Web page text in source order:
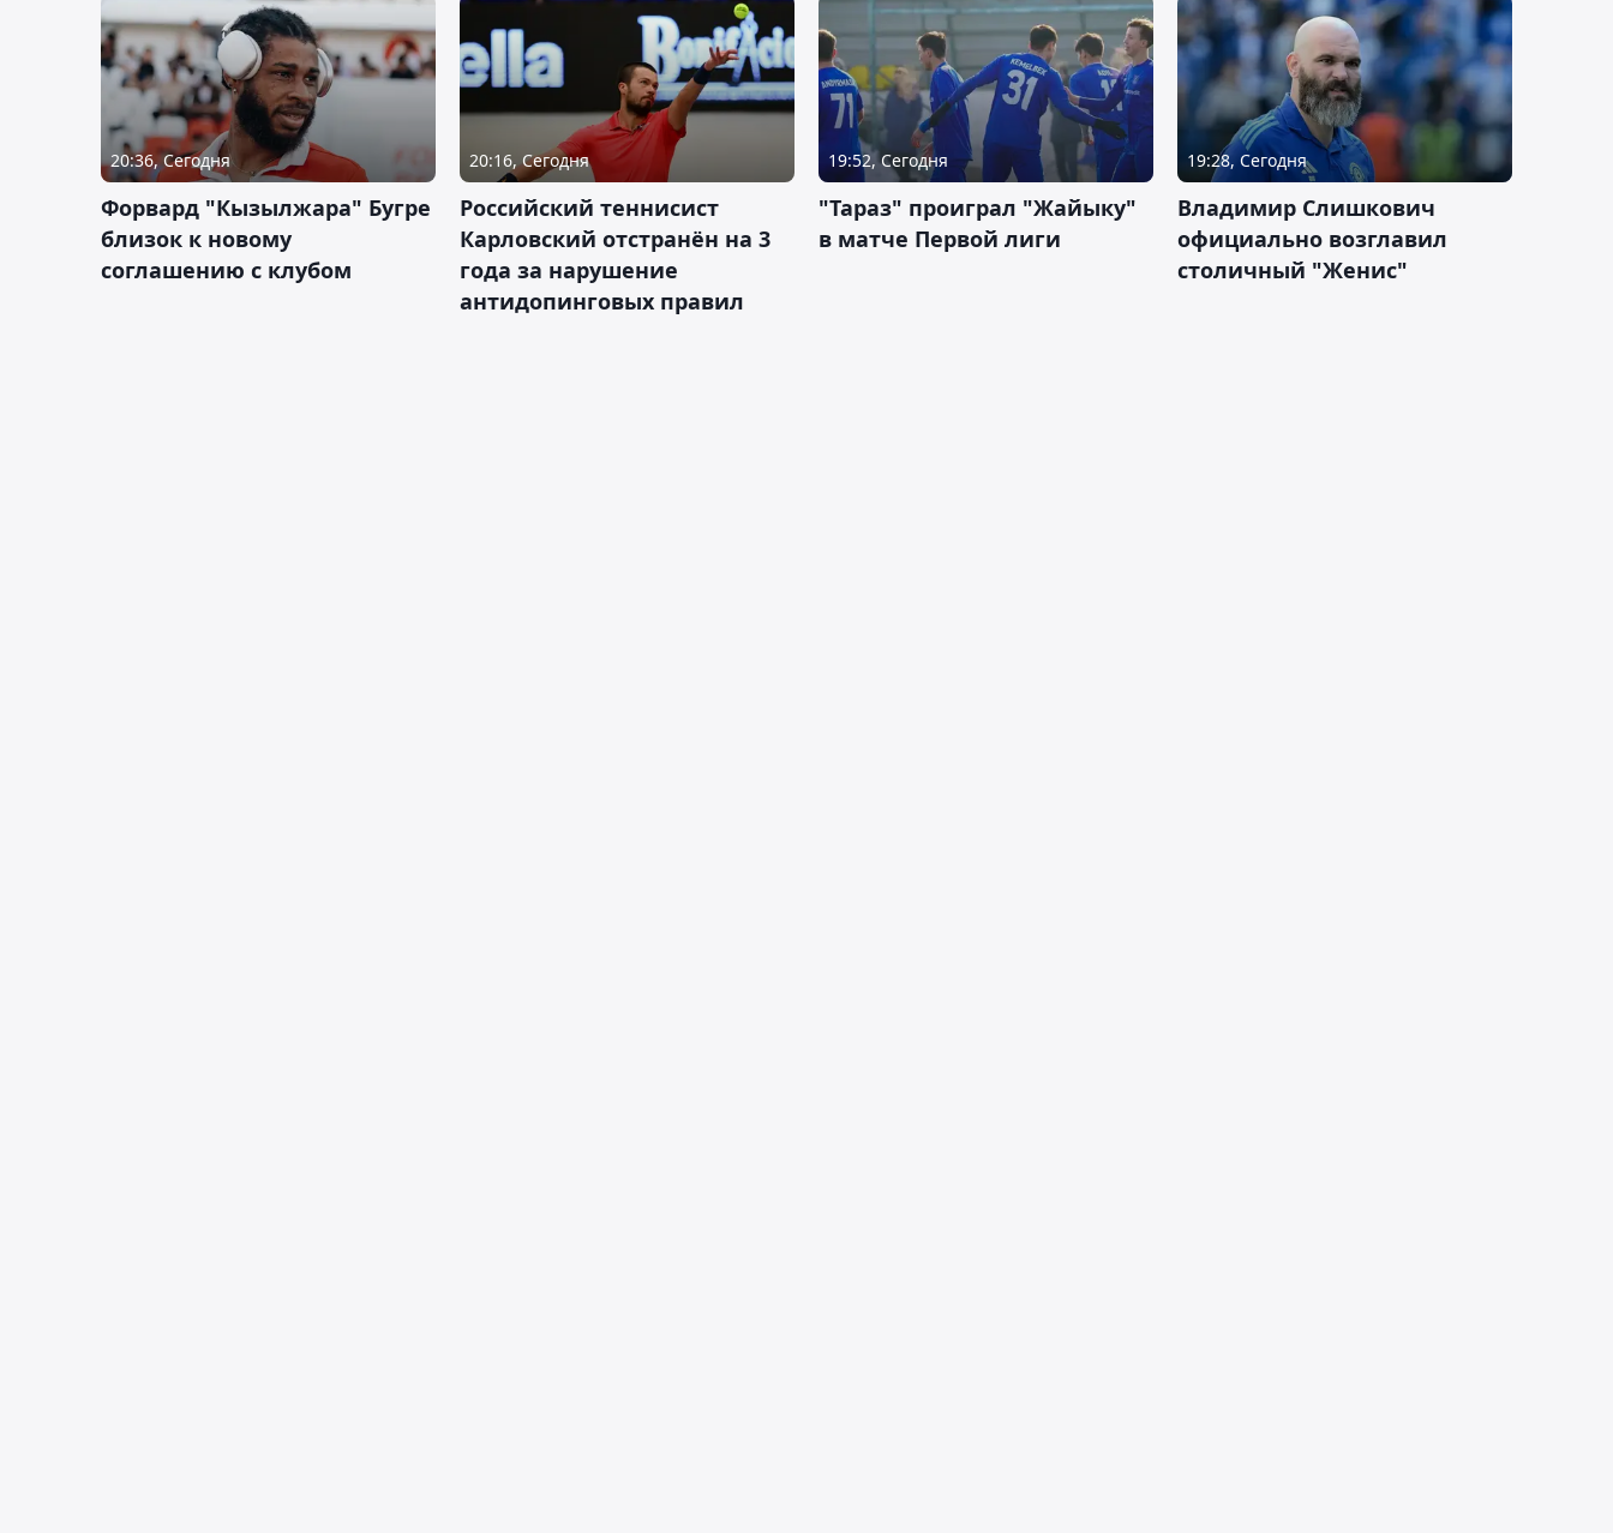
20:36, Сегодня
Форвард "Кызылжара" Бугре
близок к новому
соглашению с клубом
20:16, Сегодня
Российский теннисист
Карловский отстранён на 3
года за нарушение
антидопинговых правил
19:52, Сегодня
"Тараз" проиграл "Жайыку"
в матче Первой лиги
19:28, Сегодня
Владимир Слишкович
официально возглавил
столичный "Женис"